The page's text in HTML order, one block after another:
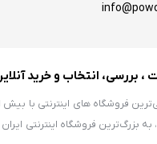
، بررسی، انتخاب و خرید
به بزرگ‌ترین فروشگاه